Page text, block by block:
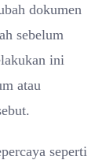
dokumen
sebelum
ini
atau
seperti